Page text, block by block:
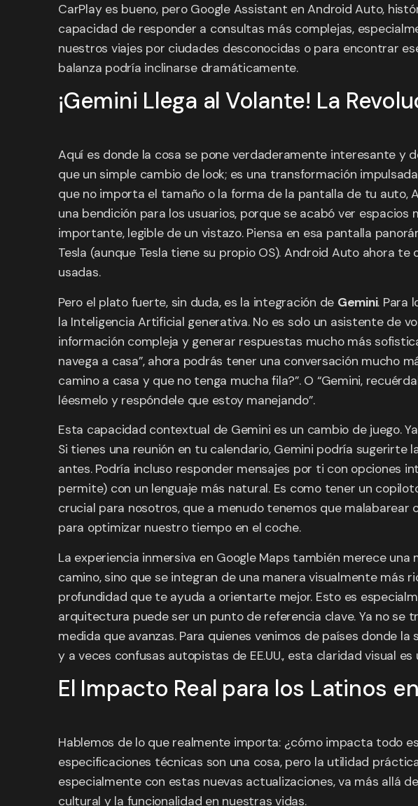
CarPlay es bueno, pero Google Assistant en Android Auto,
capacidad de responder a consultas más complejas,
nuestros viajes por ciudades desconocidas o para encontrar
balanza podría inclinarse dramáticamente.
¡Gemini Llega al Volante! La
Aquí es donde la cosa se pone verdaderamente interesante y
que un simple cambio de look; es una transformación
que no importa el tamaño o la forma de la pantalla de tu auto,
una bendición para los usuarios, porque se acabó ver
importante, legible de un vistazo. Piensa en esa pantalla
Tesla (aunque Tesla tiene su propio OS). Android Auto ahora
usadas.
Pero el plato fuerte, sin duda, es la integración de Gemini. Para
la Inteligencia Artificial generativa. No es solo un asistente de
información compleja y generar respuestas mucho más
navega a casa”, ahora podrás tener una conversación mucho
camino a casa y que no tenga mucha fila?”. O “Gemini,
léesmelo y respóndele que estoy manejando”.
Esta capacidad contextual de Gemini es un cambio de juego.
Si tienes una reunión en tu calendario, Gemini podría
antes. Podría incluso responder mensajes por ti con opciones
permite) con un lenguaje más natural. Es como tener un
crucial para nosotros, que a menudo tenemos que
para optimizar nuestro tiempo en el coche.
La experiencia inmersiva en Google Maps también merece
camino, sino que se integran de una manera visualmente más
profundidad que te ayuda a orientarte mejor. Esto es
arquitectura puede ser un punto de referencia clave. Ya no se
medida que avanzas. Para quienes venimos de países donde
y a veces confusas autopistas de EE.UU., esta claridad visual es
El Impacto Real para los Latinos en
Hablemos de lo que realmente importa: ¿cómo impacta todo
especificaciones técnicas son una cosa, pero la utilidad
especialmente con estas nuevas actualizaciones, va más allá
cultural y la funcionalidad en nuestras vidas.